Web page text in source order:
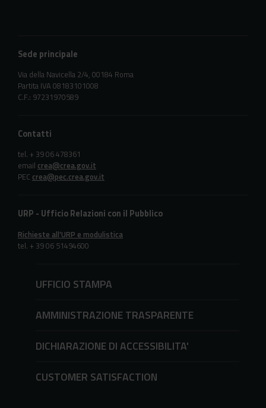
Sede principale
Via della Navicella 2/4, 00184 Roma
Partita IVA 08183101008
C.F.: 97231970589
Contatti
tel. + 39 06 478361
email crea@crea.gov.it
PEC crea@pec.crea.gov.it
URP - Ufficio Relazioni con il Pubblico
Richieste all'URP e modulistica
tel. + 39 06 51494600
UFFICIO STAMPA
AMMINISTRAZIONE TRASPARENTE
DICHIARAZIONE DI ACCESSIBILITA'
CUSTOMER SATISFACTION